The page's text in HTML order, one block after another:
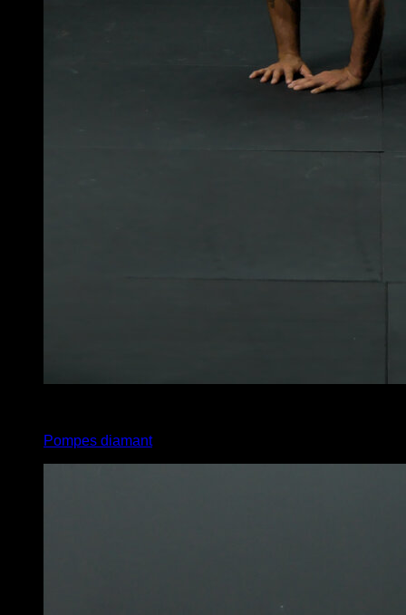
Pompes diamant